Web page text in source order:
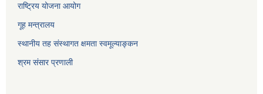
राष्ट्रिय योजना आयोग
गूह मन्त्रालय
स्थानीय तह संस्थागत क्षमता स्वमूल्याङ्कन
श्रम संसार प्रणाली